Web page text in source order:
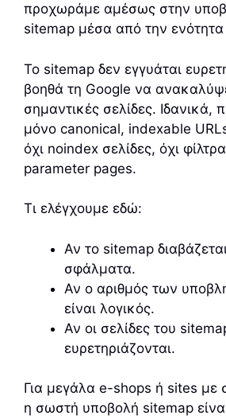
προχωράμε αμέσως στην
sitemap μέσα από την ενότητα
Το sitemap δεν εγγυάται
βοηθά τη Google να
σημαντικές σελίδες. Ιδανικά,
μόνο canonical, indexable
όχι noindex σελίδες, όχι
parameter pages.
Τι ελέγχουμε εδώ:
Αν το sitemap
σφάλματα.
Αν ο αριθμός των
είναι λογικός.
Αν οι σελίδες του
ευρετηριάζονται.
Για μεγάλα e-shops ή sites με
η σωστή υποβολή sitemap